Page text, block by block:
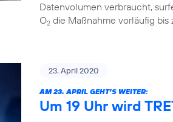
Datenvolumen verbraucht,
O2 die Maßnahme vorläufig bis
23. April 2020
AM 23. APRIL GEHT’S WEITER:
Um 19 Uhr wird